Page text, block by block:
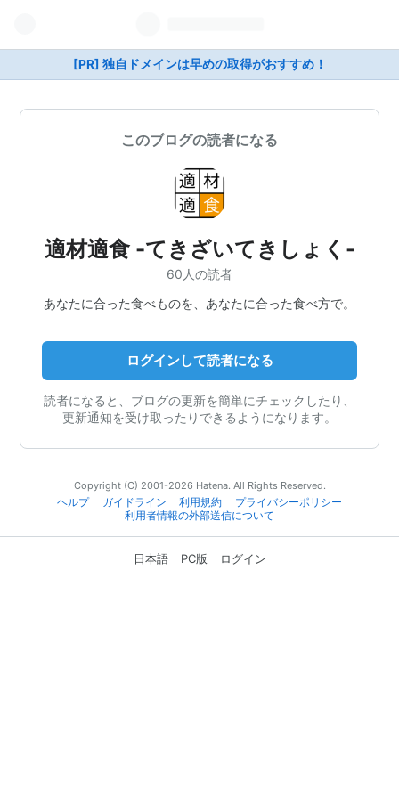
[PR] 独自ドメインは早めの取得がおすすめ！
このブログの読者になる
適材適食 -てきざいてきしょく-
60人の読者
あなたに合った食べものを、あなたに合った食べ方で。
ログインして読者になる
読者になると、ブログの更新を簡単にチェックしたり、
更新通知を受け取ったりできるようになります。
Copyright (C) 2001-2026 Hatena. All Rights Reserved.
ヘルプ
ガイドライン 利用規約
プライバシーポリシー
利用者情報の外部送信について
日本語 PC版 ログイン